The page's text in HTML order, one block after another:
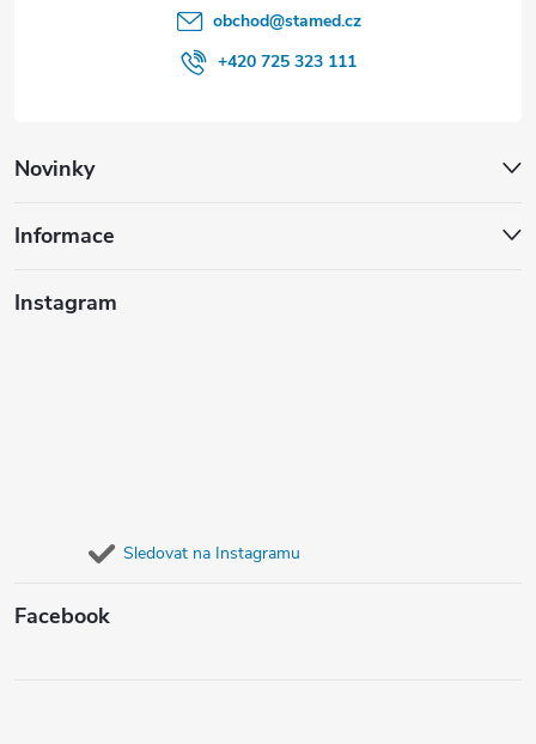
Novinky
Informace
Instagram
Sledovat na Instagramu
Facebook
obchod@stamed.cz
+420 725 323 111